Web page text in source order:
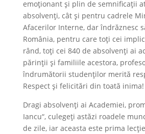
emoționant și plin de semnificații
absolvenți, cât și pentru cadrele
Afacerilor Interne, dar îndrăznesc
România, pentru care toți cei
rând, toți cei 840 de absolvenți ai
părinții și familiile acestora,
îndrumătorii studenților merită
Respect și felicitări din toată inima!
Dragi absolvenți ai Academiei,
Iancu“, culegeți astăzi roadele
de zile, iar aceasta este prima